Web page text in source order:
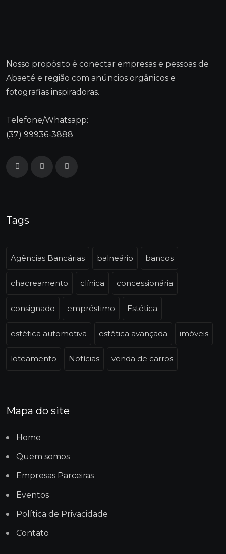
Nosso propósito é conectar empresas e pessoas de
Abaeté e região com anúncios orgânicos e
fotografias inspiradoras.
Telefone/Whatsapp:
(37) 99936-3888
Tags
Agências Bancárias balneário bancos
chacreamento clínica concessionária
consignado empréstimo Estética
estética automotiva estética avançada imóveis
loteamento Notícias venda de carros
Mapa do site
Home
Quem somos
Empresas Parceiras
Eventos
Política de Privacidade
Contato